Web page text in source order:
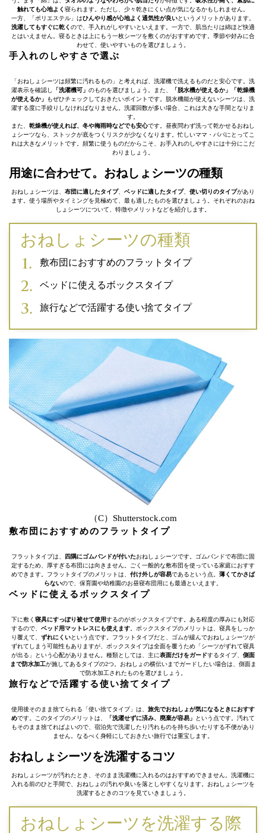
触れても心地よく 寝られます。ただし、少々乾きにくい点が気になるかもしれません。
一方、「ポリエステル」はひんやり感が心地よく通気性が良いというメリットがあります。
洗濯してもすぐに乾く ので、手入れがしやすいといえます。一方で、肌当たりは綿ほど快適
とはいえません。寝るときは上にもう一枚シーツを敷くのがおすすめです。季節や好みに合
わせて、使いやすいものを選びましょう。
手入れのしやすさで選ぶ
「おねしょシーツは頻繁に汚れるもの」と考えれば、洗濯機で洗えるものだと安心です。洗
濯表示を確認し
「洗濯機可」 のものを選びましょう。また、
「脱水機が使えるか」「乾燥機
が使えるか」
もぜひチェックしておきたいポイントです。脱水機能が使えないシーツは、洗
濯する度に手絞りしなければなりません。洗濯回数が多い場合、これは大きな手間となりま
す。
また、 乾燥機が使えれば、冬や梅雨時などでも安心です。昼夜問わず洗って乾かせるおねし
ょシーツなら、ストックが底をつくリスクが少なくなります。忙しいママ・パパにとってこ
れは大きなメリットです。頻繁に使うものだからこそ、お手入れのしやすさには十分にこだ
わりましょう。
用途に合わせて。おねしょシーツの種類
おねしょシーツは、 布団に適したタイプ、 ベッドに適したタイプ、 使い切りのタイプがあり
ます。使う場所やタイミングを見極めて、最も適したものを選びましょう。それぞれのおね
しょシーツについて、特徴やメリットなどを紹介します。
おねしょシーツの種類
敷布団におすすめのフラットタイプ
ベッドに使えるボックスタイプ
旅行などで活躍する使い捨てタイプ
（C）Shutterstock.com
敷布団におすすめのフラットタイプ
フラットタイプは、 四隅にゴムバンドが付いたおねしょシーツです。ゴムバンドで布団に固
定するため、厚すぎる布団には向きません。ごく一般的な敷布団を使っている家庭におすす
めできます。フラットタイプのメリットは、 付け外しが容易であるという点。 薄くてかさば
らないので、保育園や幼稚園のお昼寝布団用にも最適といえます。
ベッドに使えるボックスタイプ
下に敷く 寝具にすっぽり被せて使用するのがボックスタイプです。ある程度の厚みにも対応
するので、 ベッド用マットレスにも使えます 。ボックスタイプのメリットは、寝具をしっか
り覆えて、 ずれにくいという点です。フラットタイプだと、ゴムが緩んでおねしょシーツが
ずれてしまう可能性もありますが、ボックスタイプは全面を覆うため「シーツがずれて寝具
が出る」という心配がありません。種類としては、主に表面だけをガードするタイプ、 側面
まで防水加工が施してあるタイプの2つ。おねしょの横伝いまでガードしたい場合は、側面ま
で防水加工されたものを選びましょう。
旅行などで活躍する使い捨てタイプ
使用後そのまま捨てられる「使い捨てタイプ」は、 旅先でおねしょが気になるときにおすす
めです。このタイプのメリットは、 「洗濯せずに済み、廃棄が容易」
という点です。汚れて
もそのまま捨てればよいので、宿泊先で洗濯したり汚れものを持ち歩いたりする不便があり
ません。なるべく身軽にしておきたい旅行では重宝します。
おねしょシーツを洗濯するコツ
おねしょシーツが汚れたとき、そのまま洗濯機に入れるのはおすすめできません。洗濯機に
入れる前のひと手間で、おねしょの汚れや臭いを落としやすくなります。おねしょシーツを
洗濯するときのコツを見ていきましょう。
おねしょシーツを洗濯する際